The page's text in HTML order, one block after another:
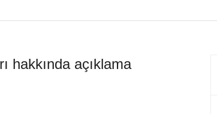
hakkında açıklama